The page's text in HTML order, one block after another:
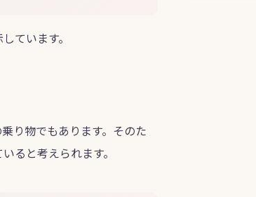
ています。
り物でもあります。そのた
ると考えられます。